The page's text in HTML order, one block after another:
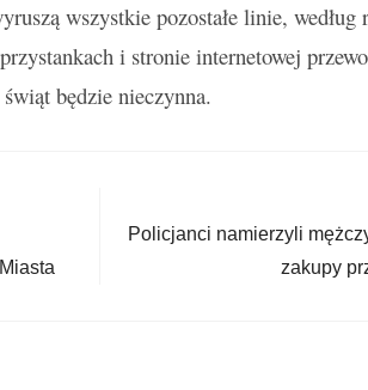
wszystkie pozostałe linie, według
i stronie internetowej
będzie nieczynna.
Policjanci namierzyli
zakupy